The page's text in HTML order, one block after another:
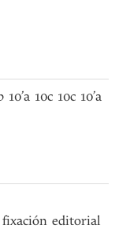
10c 10c 10’a
fixación editorial